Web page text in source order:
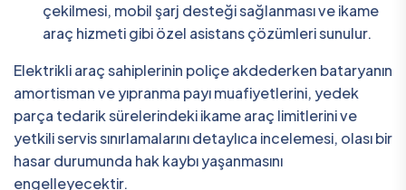
çekilmesi, mobil şarj desteği sağlanması ve ikame
araç hizmeti gibi özel asistans çözümleri sunulur.
Elektrikli araç sahiplerinin poliçe akdederken bataryanın
amortisman ve yıpranma payı muafiyetlerini, yedek
parça tedarik sürelerindeki ikame araç limitlerini ve
yetkili servis sınırlamalarını detaylıca incelemesi, olası bir
hasar durumunda hak kaybı yaşanmasını
engelleyecektir.